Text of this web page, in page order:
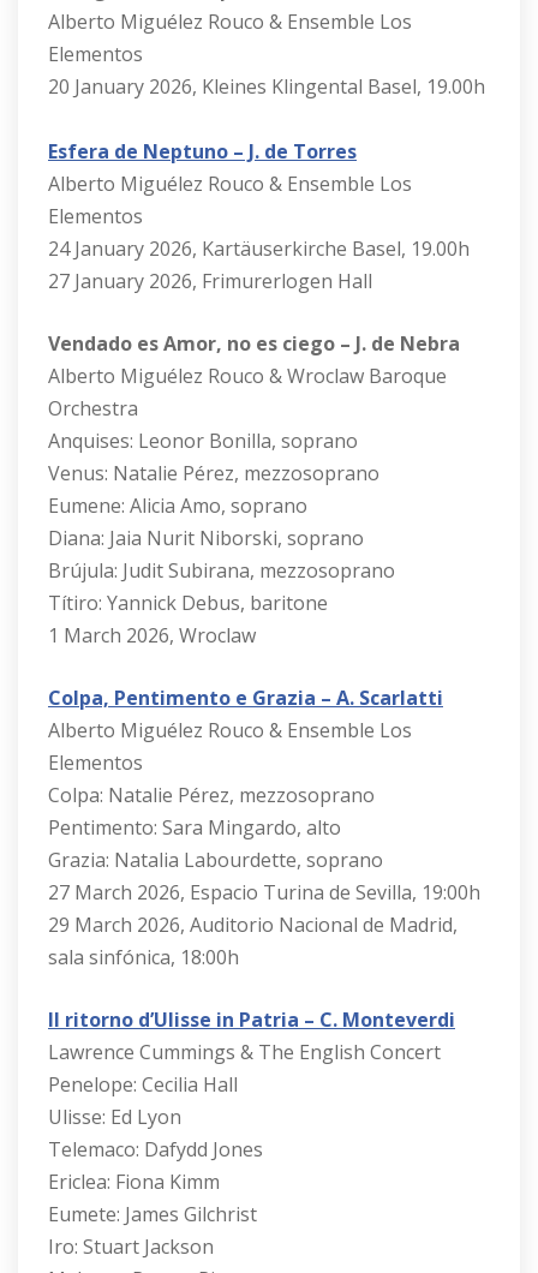
Alberto Miguélez Rouco & Ensemble Los
Elementos
20 January 2026, Kleines Klingental Basel, 19.00h
Esfera de Neptuno – J. de Torres
Alberto Miguélez Rouco & Ensemble Los
Elementos
24 January 2026, Kartäuserkirche Basel, 19.00h
27 January 2026, Frimurerlogen Hall
Vendado es Amor, no es ciego – J. de Nebra
Alberto Miguélez Rouco & Wroclaw Baroque
Orchestra
Anquises: Leonor Bonilla, soprano
Venus: Natalie Pérez, mezzosoprano
Eumene: Alicia Amo, soprano
Diana: Jaia Nurit Niborski, soprano
Brújula: Judit Subirana, mezzosoprano
Títiro: Yannick Debus, baritone
1 March 2026, Wroclaw
Colpa, Pentimento e Grazia – A. Scarlatti
Alberto Miguélez Rouco & Ensemble Los
Elementos
Colpa: Natalie Pérez, mezzosoprano
Pentimento: Sara Mingardo, alto
Grazia: Natalia Labourdette, soprano
27 March 2026, Espacio Turina de Sevilla, 19:00h
29 March 2026, Auditorio Nacional de Madrid,
sala sinfónica, 18:00h
Il ritorno d’Ulisse in Patria – C. Monteverdi
Lawrence Cummings & The English Concert
Penelope: Cecilia Hall
Ulisse: Ed Lyon
Telemaco: Dafydd Jones
Ericlea: Fiona Kimm
Eumete: James Gilchrist
Iro: Stuart Jackson